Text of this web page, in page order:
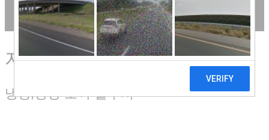
질문과답변
자료실
자료실
냉동,냉장 도어 발주서